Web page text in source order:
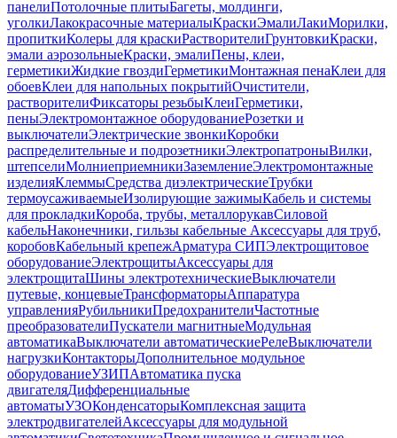
панелиПотолочные плитыБагеты, молдинги,
уголкиЛакокрасочные материалыКраскиЭмалиЛакиМорилки,
пропиткиКолеры для краскиРастворителиГрунтовкиКраски,
эмали аэрозольныеКраски, эмалиПены, клеи,
герметикиЖидкие гвоздиГерметикиМонтажная пенаКлеи для
обоевКлеи для напольных покрытийОчистители,
растворителиФиксаторы резьбыКлеиГерметики,
пеныЭлектромонтажное оборудованиеРозетки и
выключателиЭлектрические звонкиКоробки
распределительные и подрозетникиЭлектропатроныВилки,
штепселиМолниеприемникиЗаземлениеЭлектромонтажные
изделияКлеммыСредства диэлектрическиеТрубки
термоусаживаемыеИзолирующие зажимыКабель и системы
для прокладкиКороба, трубы, металлорукавСиловой
кабельНаконечники, гильзы кабельные Аксессуары для труб,
коробовКабельный крепежАрматура СИПЭлектрощитовое
оборудованиеЭлектрощитыАксессуары для
электрощитаШины электротехническиеВыключатели
путевые, концевыеТрансформаторыАппаратура
управленияРубильникиПредохранителиЧастотные
преобразователиПускатели магнитныеМодульная
автоматикаВыключатели автоматическиеРелеВыключатели
нагрузкиКонтакторыДополнительное модульное
оборудованиеУЗИПАвтоматика пуска
двигателяДифференциальные
автоматыУЗОКонденсаторыКомплексная защита
электродвигателейАксессуары для модульной